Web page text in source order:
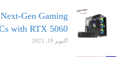
Gen Gaming
with RTX 5060…
أكتوبر 19, 2025